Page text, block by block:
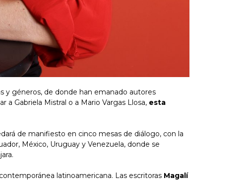
y géneros, de donde han emanado autores
a Gabriela Mistral o a Mario Vargas Llosa, esta
de manifiesto en cinco mesas de diálogo, con la
México, Uruguay y Venezuela, donde se
latinoamericana. Las escritoras Magalí